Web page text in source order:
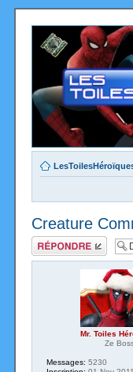
Creature
Répondre
Mr. Toiles
Ze
Messages: 5230